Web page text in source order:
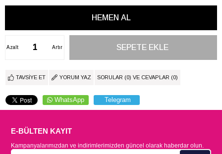
Artır
Azalt
TAVSIYE ET YORUM YAZ SORULAR (0) VE CEVAPLAR (0)
WhatsApp Telegram
E-BÜLTEN KAYIT
Kampanyalarımızdan ve indirimlerimizden güncel olarak haberdar olun.